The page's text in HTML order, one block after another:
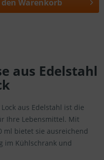
Warenkorb
aus Edelstahl
aus Edelstahl ist die
Ihre Lebensmittel. Mit
ml bietet sie ausreichend
im Kühlschrank und